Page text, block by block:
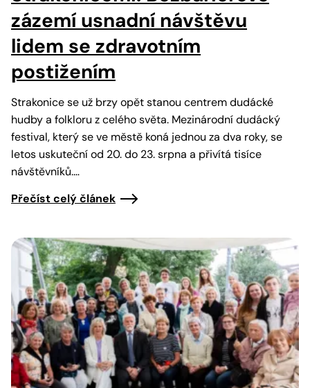
zázemí usnadní návštěvu
lidem se zdravotním
postižením
Strakonice se už brzy opět stanou centrem dudácké
hudby a folkloru z celého světa. Mezinárodní dudácký
festival, který se ve městě koná jednou za dva roky, se
letos uskuteční od 20. do 23. srpna a přivítá tisíce
návštěvníků.…
Přečíst celý článek